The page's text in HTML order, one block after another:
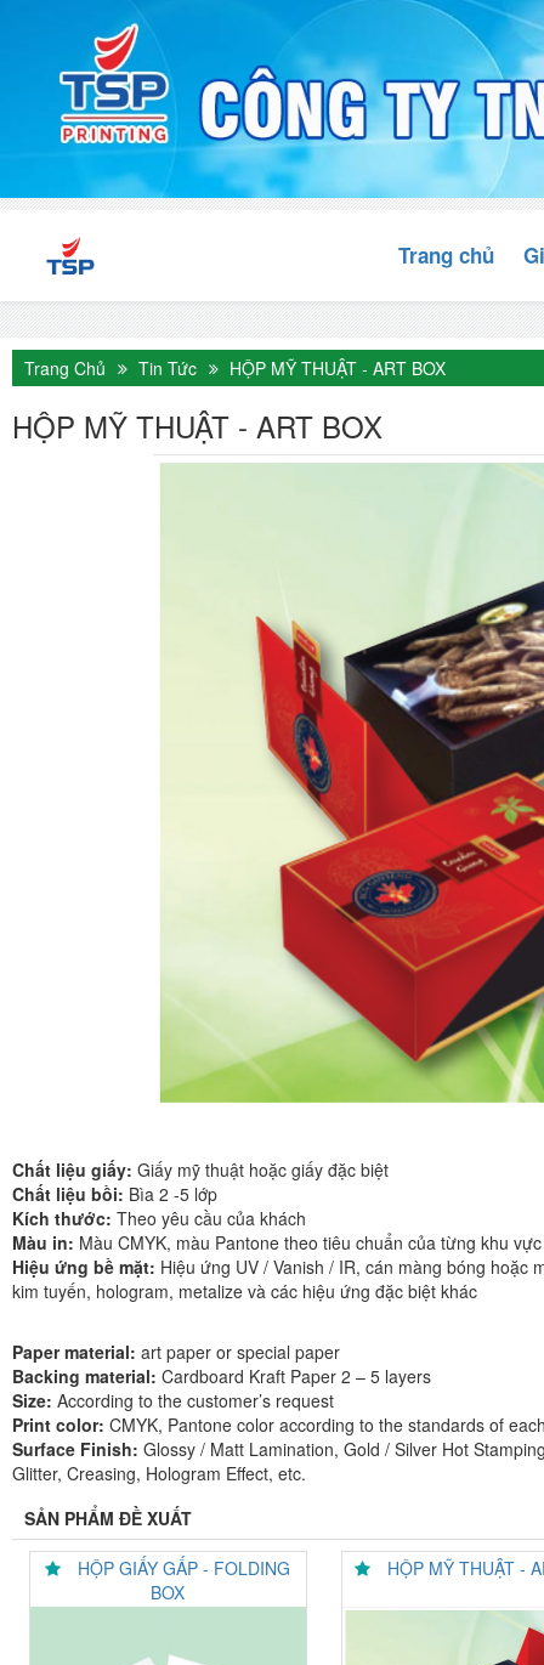
Trang chủ
Trang Chủ Tin Tức HỘP MỸ THUẬT - ART BOX
HỘP MỸ THUẬT - ART BOX
Chất liệu giấy: Giấy mỹ thuật hoặc giấy đặc biệt
Chất liệu bồi: Bìa 2 -5 lớp
Kích thước: Theo yêu cầu của khách
Màu in: Màu CMYK, màu Pantone theo tiêu chuẩn của từng khu
Hiệu ứng bề mặt: Hiệu ứng UV / Vanish / IR, cán màng bóng hoặc
kim tuyến, hologram, metalize và các hiệu ứng đặc biệt khác
Paper material: art paper or special paper
Backing material: Cardboard Kraft Paper 2 – 5 layers
Size: According to the customer’s request
Print color: CMYK, Pantone color according to the standards of
Surface Finish: Glossy / Matt Lamination, Gold / Silver Hot
Glitter, Creasing, Hologram Effect, etc.
SẢN PHẨM ĐỀ XUẤT
HỘP GIẤY GẤP - FOLDING
BOX
HỘP MỸ THUẬT -